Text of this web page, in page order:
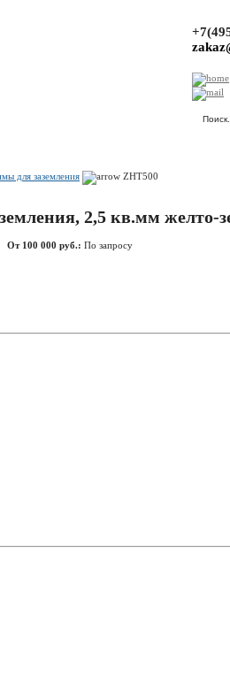
для заземления ZHT500
2,5 кв.мм желто-
От 100 000 руб.: По запросу